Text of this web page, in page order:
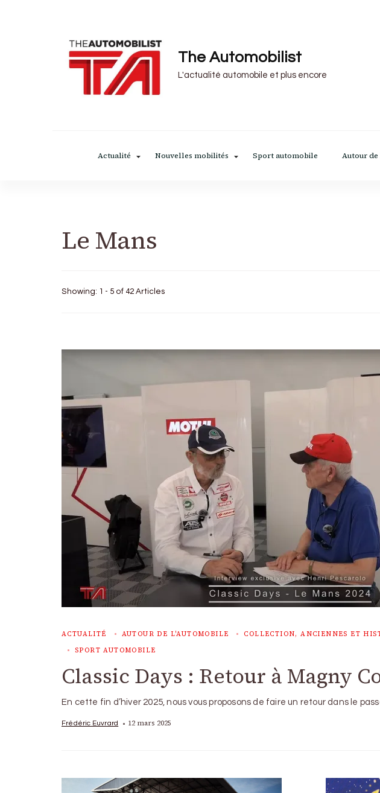
The Automobilist
L'actualité automobile et plus encore
Actualité Nouvelles mobilités Sport automobile Autour de
Le Mans
Showing: 1 - 5 of 42 Articles
ACTUALITÉ AUTOUR DE L'AUTOMOBILE COLLECTION, ANCIENNES ET
SPORT AUTOMOBILE
Classic Days : Retour à Magny
En cette fin d’hiver 2025, nous vous proposons de faire un retour dans le
Frédéric Euvrard 12 mars 2025